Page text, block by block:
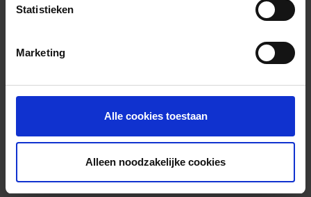
Statistieken
Marketing
Alle cookies toestaan
Alleen noodzakelijke cookies